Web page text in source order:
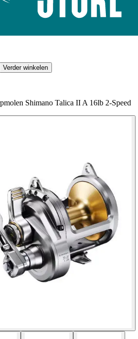
Verder winkelen
Shimano Talica II A 16lb 2-Speed